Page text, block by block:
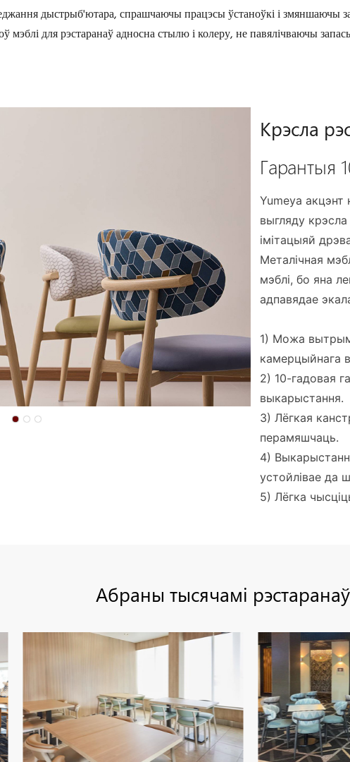
дыстрыб'ютара, спрашчаючы працэсы ўстаноўкі і змяншаючы
мэблі для рэстаранаў адносна стылю і колеру, не павялічваючы
Крэсла
Гарантыя
Yumeya
выгляду
імітацыяй
Металічная
мэблі, бо яна
адпавядае
1) Можа
камерцыйнага
2) 10-гадовая
выкарыстання.
3) Лёгкая
перамяшчаць.
4)
устойлівае да
5) Лёгка
Абраны тысячамі